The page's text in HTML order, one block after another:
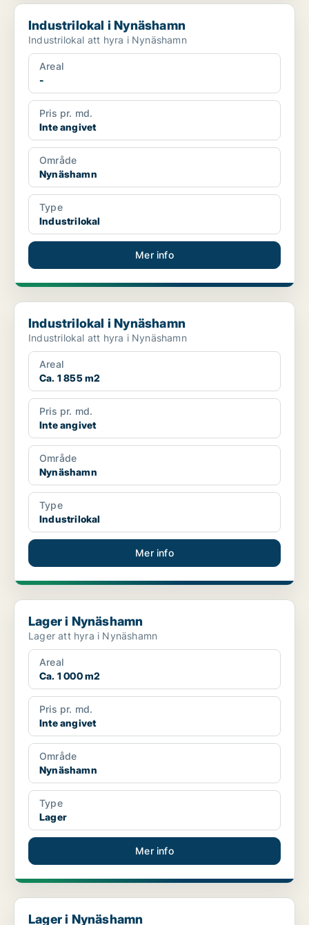
Industrilokal i Nynäshamn
Industrilokal i Nynäshamn
Industrilokal att hyra i Nynäshamn
Areal
-
Pris pr. md.
Inte angivet
Område
Nynäshamn
Type
Industrilokal
Mer info
Industrilokal i Nynäshamn
Industrilokal i Nynäshamn
Industrilokal att hyra i Nynäshamn
Areal
Ca. 1 855 m2
Pris pr. md.
Inte angivet
Område
Nynäshamn
Type
Industrilokal
Mer info
Lager i Nynäshamn
Lager i Nynäshamn
Lager att hyra i Nynäshamn
Areal
Ca. 1 000 m2
Pris pr. md.
Inte angivet
Område
Nynäshamn
Type
Lager
Mer info
Lager i Nynäshamn
Lager i Nynäshamn